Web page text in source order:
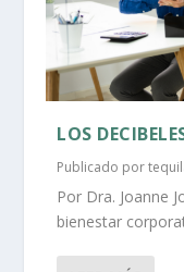
LOS
Publicado por
Por Dra. Joanne
bienestar